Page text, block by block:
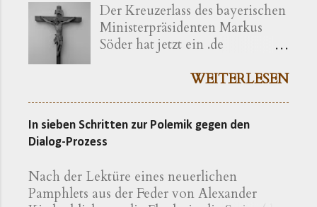
Der Kreuzerlass des bayerischen
Ministerpräsidenten Markus
Söder hat jetzt ein .de
Der Vorgang gibt sich im
erkennen. Die »Ökumenische
Erklärung katholischer und
Hochschullehrer der Theologie
zum bayerischen Kreuzerlass am
WEITERLESEN
In sieben Schritten zur Polemik gegen den
Dialog-Prozess
Nach der Lektüre eines neuerlichen
Pamphlets aus der Feder von Alexander